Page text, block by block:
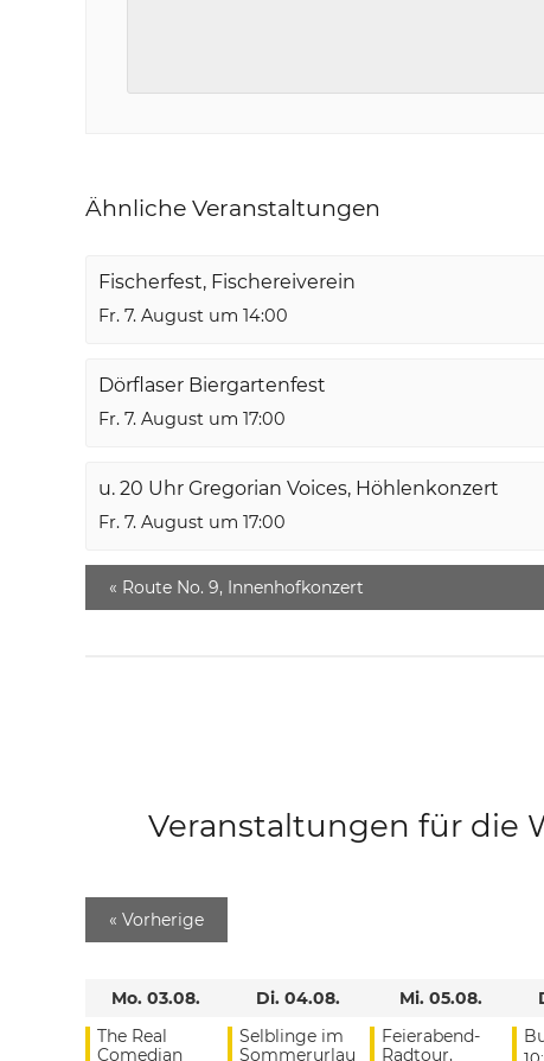
Ähnliche Veranstaltungen
Fischerfest, Fischereiverein
Fr. 7. August um 14:00
Dörflaser Biergartenfest
Fr. 7. August um 17:00
u. 20 Uhr Gregorian Voices, Höhlenkonzert
Fr. 7. August um 17:00
« Route No. 9, Innenhofkonzert
Veranstaltungen für die
« Vorherige
Mo. 03.08.
The Real
Comedian
Di. 04.08.
Selblinge im
Sommerurlau
Mi. 05.08.
Feierabend-
Radtour,